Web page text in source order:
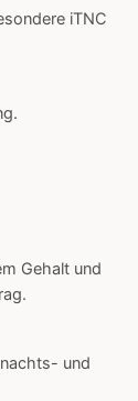
iTNC
Gehalt und
und